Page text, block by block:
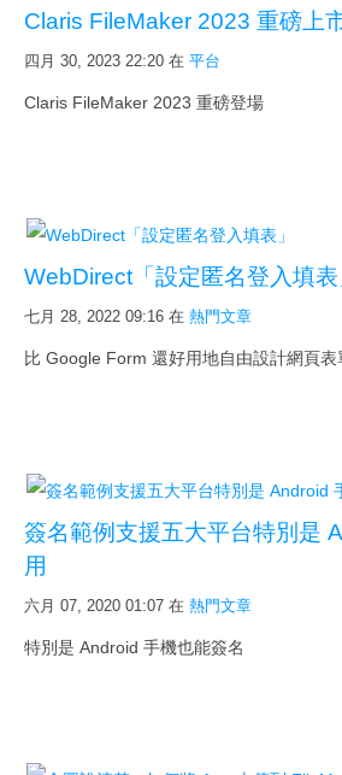
合作
訂閱
Claris FileMaker 2023 重磅上
四月 30, 2023 22:20 在 平台
Claris FileMaker 2023 重磅登場
WebDirect「設定匿名登入填表
七月 28, 2022 09:16 在 熱門文章
比 Google Form 還好用地自由設計網頁
簽名範例支援五大平台特別是
用
六月 07, 2020 01:07 在 熱門文章
特別是 Android 手機也能簽名